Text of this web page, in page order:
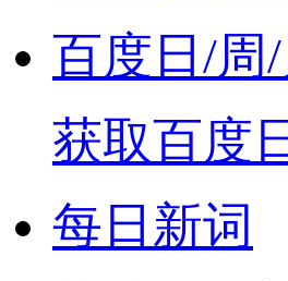
百度日/周
获取百度
每日新词